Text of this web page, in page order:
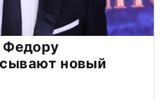
Федору
новый